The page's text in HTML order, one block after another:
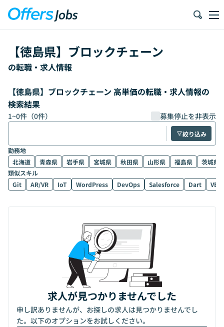
【徳島県】 ブロックチェーン
の転職・求人情報
【徳島県】ブロックチェーン 高単価の転職・求人情報の
検索結果
1~0件（0件） 募集停止を非表示
絞り込み
勤務地
北海道
青森県 岩手県 宮城県 秋田県 山形県 福島県
茨城県
類似スキル
Git
AR/VR IoT WordPress DevOps Salesforce Dart
求人が見つかりませんでした
申し訳ありませんが、お探しの求人は見つかりませんでし
た。以下のオプションをお試しください。